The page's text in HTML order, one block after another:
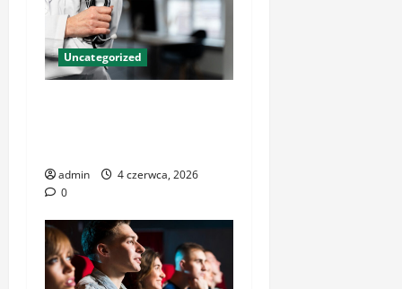
Uncategorized
admin
4 czerwca, 2026
0